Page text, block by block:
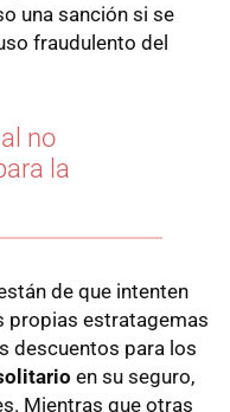
una sanción si se
fraudulento del
no
la
de que intenten
propias estratagemas
descuentos para los
en su seguro,
Mientras que otras